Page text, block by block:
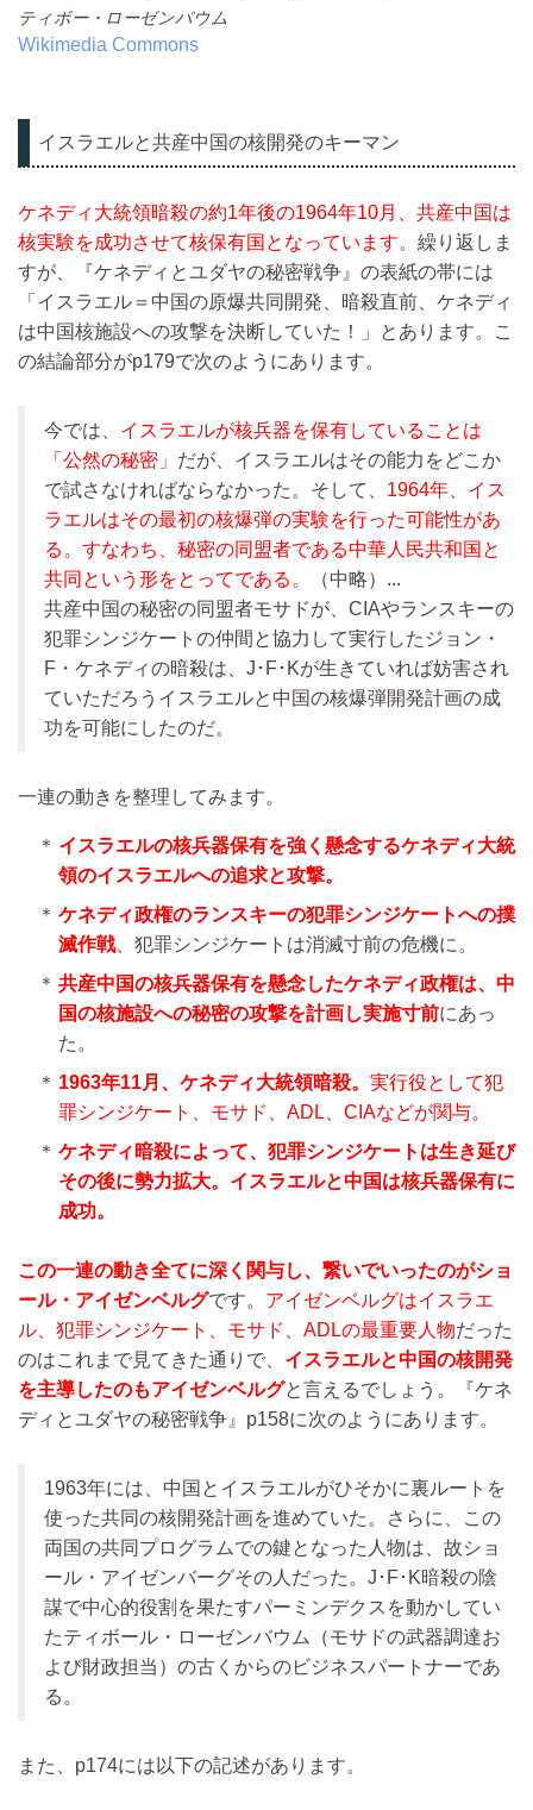
ティボー・ローゼンバウム
Wikimedia Commons
イスラエルと共産中国の核開発のキーマン
ケネディ大統領暗殺の約1年後の1964年10月、共産中国は
核実験を成功させて核保有国となっています。 繰り返しま
すが、『ケネディとユダヤの秘密戦争』の表紙の帯には
「イスラエル＝中国の原爆共同開発、暗殺直前、ケネディ
は中国核施設への攻撃を決断していた！」とあります。こ
の結論部分がp179で次のようにあります。
今では、 イスラエルが核兵器を保有していることは
「公然の秘密」 だが、イスラエルはその能力をどこか
で試さなければならなかった。そして、 1964年、イス
ラエルはその最初の核爆弾の実験を行った可能性があ
る。すなわち、秘密の同盟者である中華人民共和国と
共同という形をとってである。
（中略）...
共産中国の秘密の同盟者モサドが、CIAやランスキーの
犯罪シンジケートの仲間と協力して実行したジョン・
F・ケネディの暗殺は、J･F･Kが生きていれば妨害され
ていただろうイスラエルと中国の核爆弾開発計画の成
功を可能にしたのだ。
一連の動きを整理してみます。
＊ イスラエルの核兵器保有を強く懸念するケネディ大統
領のイスラエルへの追求と攻撃。
＊ ケネディ政権のランスキーの犯罪シンジケートへの撲
滅作戦、犯罪シンジケートは消滅寸前の危機に。
＊ 共産中国の核兵器保有を懸念したケネディ政権は、中
国の核施設への秘密の攻撃を計画し実施寸前にあっ
た。
＊ 1963年11月、ケネディ大統領暗殺。 実行役として犯
罪シンジケート、モサド、ADL、CIAなどが関与。
＊ ケネディ暗殺によって、犯罪シンジケートは生き延び
その後に勢力拡大。イスラエルと中国は核兵器保有に
成功。
この一連の動き全てに深く関与し、繋いでいったのがショ
ール・アイゼンベルグです。 アイゼンベルグはイスラエ
ル、犯罪シンジケート、モサド、ADLの最重要人物だった
のはこれまで見てきた通りで、 イスラエルと中国の核開発
を主導したのもアイゼンベルグと言えるでしょう。『ケネ
ディとユダヤの秘密戦争』p158に次のようにあります。
1963年には、中国とイスラエルがひそかに裏ルートを
使った共同の核開発計画を進めていた。さらに、この
両国の共同プログラムでの鍵となった人物は、故ショ
ール・アイゼンバーグその人だった。J･F･K暗殺の陰
謀で中心的役割を果たすパーミンデクスを動かしてい
たティボール・ローゼンバウム（モサドの武器調達お
よび財政担当）の古くからのビジネスパートナーであ
る。
また、p174には以下の記述があります。